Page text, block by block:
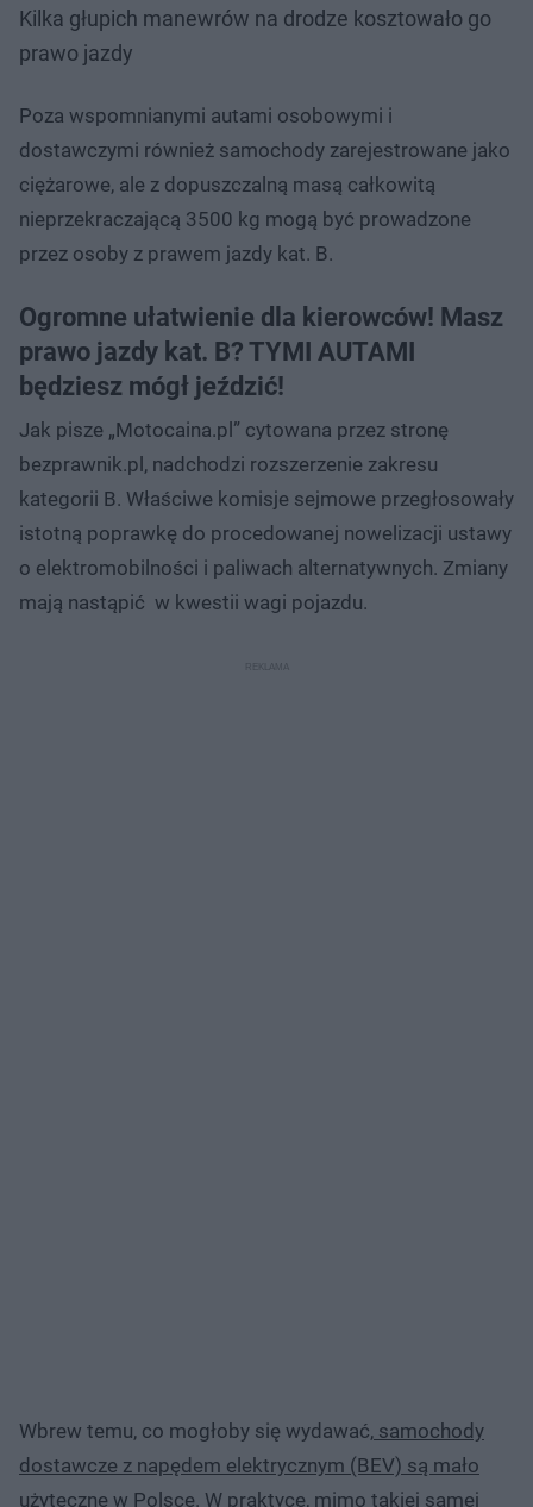
Kilka głupich manewrów na drodze kosztowało go
prawo jazdy
Poza wspomnianymi autami osobowymi i
dostawczymi również samochody zarejestrowane jako
ciężarowe, ale z dopuszczalną masą całkowitą
nieprzekraczającą 3500 kg mogą być prowadzone
przez osoby z prawem jazdy kat. B.
Ogromne ułatwienie dla kierowców! Masz
prawo jazdy kat. B? TYMI AUTAMI
będziesz mógł jeździć!
Jak pisze „Motocaina.pl” cytowana przez stronę
bezprawnik.pl, nadchodzi rozszerzenie zakresu
kategorii B. Właściwe komisje sejmowe przegłosowały
istotną poprawkę do procedowanej nowelizacji ustawy
o elektromobilności i paliwach alternatywnych. Zmiany
mają nastąpić w kwestii wagi pojazdu.
Wbrew temu, co mogłoby się wydawać, samochody
dostawcze z napędem elektrycznym (BEV) są mało
użyteczne w Polsce. W praktyce, mimo takiej samej